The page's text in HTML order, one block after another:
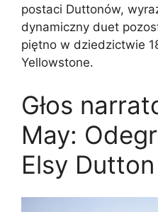
postaci Duttonów,
dynamiczny duet
piętno w dziedzictwie
Yellowstone.
Głos
May:
Elsy Dutton